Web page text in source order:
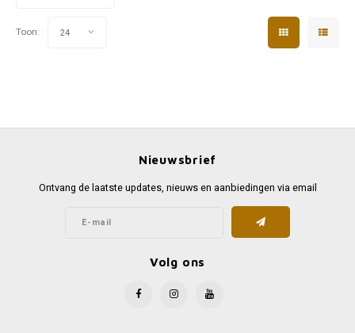
Toon: 24
Nieuwsbrief
Ontvang de laatste updates, nieuws en aanbiedingen via email
Volg ons